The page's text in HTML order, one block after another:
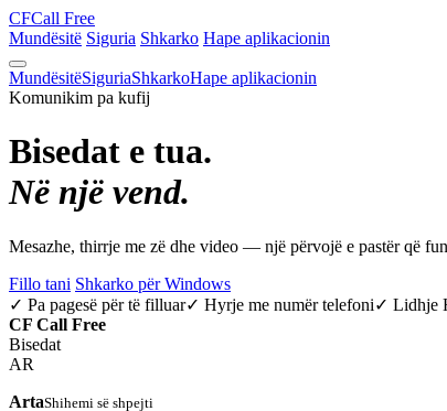
CFCall Free
Mundësitë Siguria Shkarko Hape aplikacionin
MundësitëSiguriaShkarkoHape aplikacionin
Komunikim pa kufij
Bisedat e tua.
Në një vend.
Mesazhe, thirrje me zë dhe video — një përvojë e pastër që
Fillo tani Shkarko për Windows
✓ Pa pagesë për të filluar✓ Hyrje me numër telefoni✓ Lidhje
CF Call Free
Bisedat
AR
ArtaShihemi së shpejti